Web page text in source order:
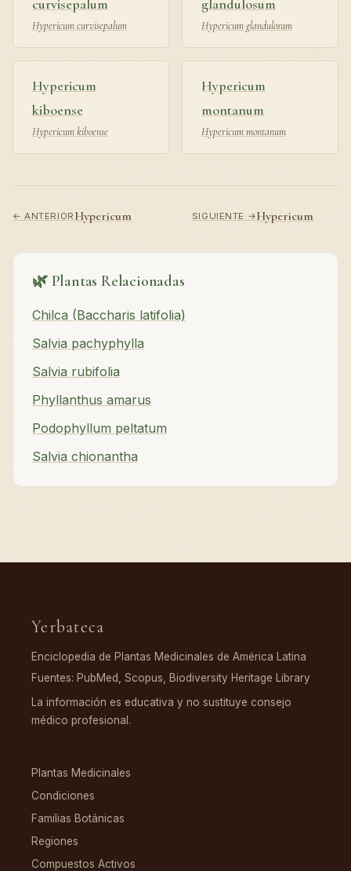
curvisepalum
Hypericum curvisepalum
glandulosum
Hypericum glandulosum
Hypericum
kiboense
Hypericum kiboense
Hypericum
montanum
Hypericum montanum
← ANTERIOR Hypericum SIGUIENTE →Hypericum
🌿 Plantas Relacionadas
Chilca (Baccharis latifolia)
Salvia pachyphylla
Salvia rubifolia
Phyllanthus amarus
Podophyllum peltatum
Salvia chionantha
Yerbateca
Enciclopedia de Plantas Medicinales de América Latina
Fuentes: PubMed, Scopus, Biodiversity Heritage Library
La información es educativa y no sustituye consejo
médico profesional.
Plantas Medicinales
Condiciones
Familias Botánicas
Regiones
Compuestos Activos